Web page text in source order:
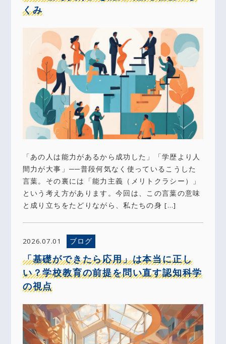
くみ
「あの人は能力があるから成功した」「学歴より人
間力が大事」──普段何気なく使っているこうした
言葉。その裏には「能力主義（メリトクラシー）」
という考え方があります。今回は、この言葉の意味
と成り立ちをたどりながら、私たちの身 […]
2026.07.01 ブログ
「基礎ができたら応用」は本当に正し
い？学校教育の前提を問い直す認知科学
の視点